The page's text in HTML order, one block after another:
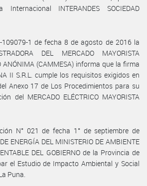
INTERANDES SOCIEDAD
1 de fecha 8 de agosto de 2016 la
DEL MERCADO MAYORISTA
ANÓNIMA (CAMMESA) informa que la firma
II S.R.L. cumple los requisitos exigidos en
Anexo 17 de Los Procedimientos para su
del MERCADO ELÉCTRICO MAYORISTA
N° 021 de fecha 1° de septiembre de
ENERGÍA DEL MINISTERIO DE AMBIENTE
DEL GOBIERNO de la Provincia de
el Estudio de Impacto Ambiental y Social
Puna.